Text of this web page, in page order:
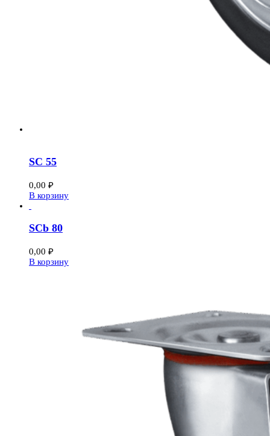
SC 55
0,00 ₽
В корзину
SCb 80
0,00 ₽
В корзину